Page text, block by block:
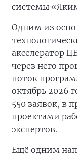
системы
Одним из
акселератор
через него
поток
октябрь 2026
550 заявок, в
проектами
экспертов.
Ещё одним